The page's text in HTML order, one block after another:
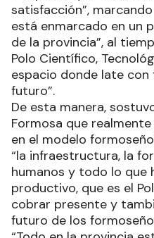
satisfacción”,
está enmarcado en un
de la provincia”, al
Polo Científico,
espacio donde late con
futuro”.
De esta manera,
Formosa que
en el modelo
“la infraestructura, la
humanos y todo lo que
productivo, que es el
cobrar presente y
futuro de los